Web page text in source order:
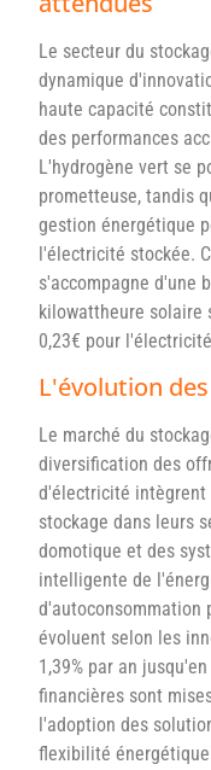
Le secteur du
dynamique
haute capacité
des performances
L'hydrogène vert se
prometteuse, tandis
gestion énergétique
l'électricité stockée.
s'accompagne d'une
kilowattheure solaire
0,23€ pour
L'évolution
Le marché du
diversification des
d'électricité intègrent
stockage dans leurs
domotique et des
intelligente de
d'autoconsommation
évoluent selon les
1,39% par an
financières sont
l'adoption des
flexibilité